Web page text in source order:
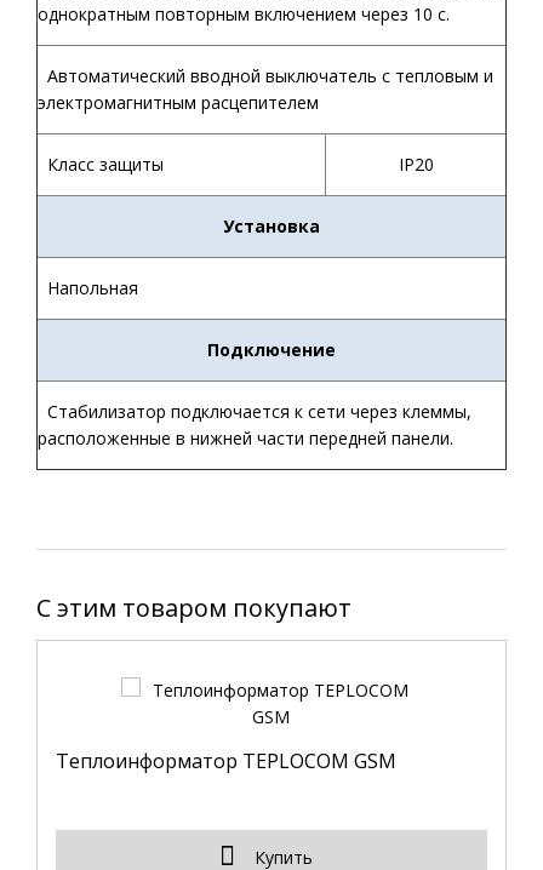
однократным повторным включением через 10 с.
Автоматический вводной выключатель с тепловым и
электромагнитным расцепителем
Класс защиты IP20
Установка
Напольная
Подключение
Стабилизатор подключается к сети через клеммы,
расположенные в нижней части передней панели.
C этим товаром покупают
Теплоинформатор TEPLOCOM GSM
Купить